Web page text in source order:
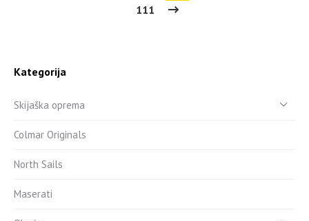
111
Kategorija
Skijaška oprema
Colmar Originals
North Sails
Maserati